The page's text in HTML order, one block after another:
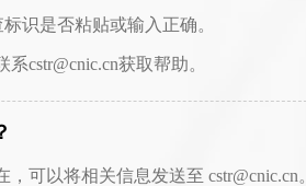
识是否粘贴或输入正确。
cstr@cnic.cn获取帮助。
，可以将相关信息发送至 cstr@cnic.cn